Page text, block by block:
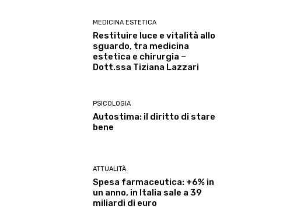
MEDICINA ESTETICA
Restituire luce e vitalità allo
sguardo, tra medicina
estetica e chirurgia –
Dott.ssa Tiziana Lazzari
PSICOLOGIA
Autostima: il diritto di stare
bene
ATTUALITÀ
Spesa farmaceutica: +6% in
un anno, in Italia sale a 39
miliardi di euro